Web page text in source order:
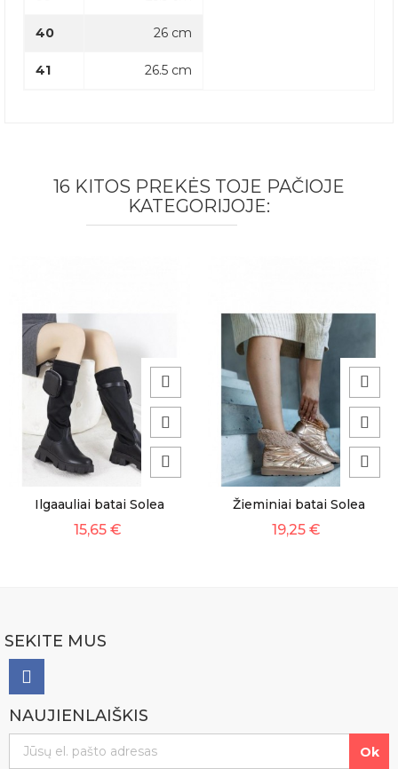
40 26 cm
41 26.5 cm
16 KITOS PREKĖS TOJE PAČIOJE
KATEGORIJOJE:
Ilgaauliai batai Solea
15,65 €
Žieminiai batai Solea
19,25 €
SEKITE MUS
NAUJIENLAIŠKIS